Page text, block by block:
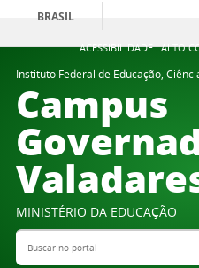
ACESSIBILIDADE ALTO
BRASIL
Instituto Federal de Educação,
Campus
MINISTÉRIO DA EDUCAÇÃO
Buscar no portal